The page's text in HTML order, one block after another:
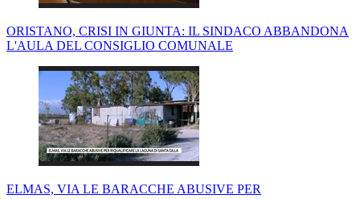
ORISTANO, CRISI IN GIUNTA: IL SINDACO ABBANDONA
L'AULA DEL CONSIGLIO COMUNALE
ELMAS, VIA LE BARACCHE ABUSIVE PER